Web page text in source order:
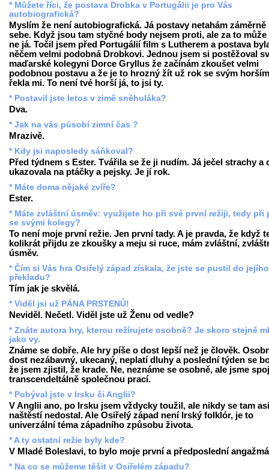
* Můžete říci, že postava Drobka v Portugálii je pro Vás
autobiografická?
Myslím že není autobiografická. Já postavy netahám záměrně
sebe. Když jsou tam styčné body nejsem proti, ale za to může
ne já. Točil jsem před Portugálií film s Lutherem a postava
něčem velmi podobná Drobkovi. Jednou jsem si postěžoval
maďarské kolegyni Dorce Gryllus že začínám zkoušet velmi
podobnou postavu a že je to hrozný žít už rok se svým
řekla mi. To není tvé horší já, to jsi ty.
* Postavil jste letos v zimě sněhuláka?
Dva.
* Jak na vás působí zimní čas ?
Mrazivě.
* Kdy jsi naposledy sáňkoval?
Před týdnem s Ester. Tvářila se že ji nudím. Já ječel strachy a
ukazovala na ptáčky a pejsky. Je jí rok.
* Máte doma nějaké zvíře?
Ester.
* Máte zvláštní úsměv: využijete ho při své první režiji, tedy při
se svými kolegy?
To není moje první režie. Jen první tady. A je pravda, že když
kolikrát přijdu ze zkoušky a meju si ruce, mám zvláštní,
úsměv.
* Čím si Vás hra Osiřelý západ získala, že jste se pustil do jejího
překladu?
Tím jak je skvělá.
* Viděl jsi už PÁNA PRSTENŮ!
Neviděl. Nečetl. Viděl jste už Ženu od vedle?
* Znáte autora hry, kterou režírujete osobně? Je skoro stejně
jako vy.
Známe se dobře. Ale hry píše o dost lepší než je člověk.
dost nezábavný, ukecaný, neplatí dluhy a poslední týden se
že jsem zjistil, že krade. Ne, neznáme se osobně, ale jsme
transcendeltálně společnou prací.
* Pobýval jste v Irsku či Anglii?
V Anglii ano, po Irsku jsem vždycky toužil, ale nikdy se tam asi
naštěstí nedostal. Ale Osiřelý západ není Irský folklór, je to
univerzální téma západního způsobu života.
* A ty ostatní režie byly kde?
V Mladé Boleslavi, to bylo moje první a předposlední
* Na co se můžeme těšit v Osiřelém západu?